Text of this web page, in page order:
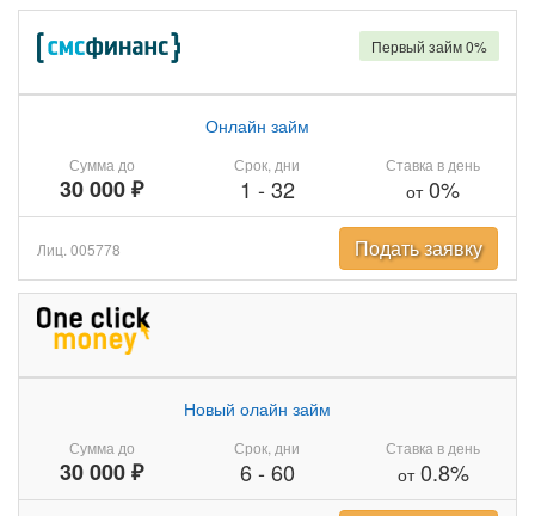
Сумма до
30 000 ₽
Онлайн займ
Срок, дни
1 - 32
Ставка в день
от0%
Первый займ 0%
Лиц. 005778 Подать заявку
Сумма до
30 000 ₽
Новый олайн займ
Срок, дни
6- 60
Ставка в день
от0.8%